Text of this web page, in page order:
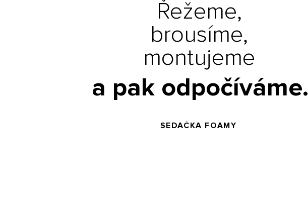
Řežeme,
brousíme,
montujeme
a pak odpočíváme.
SEDAČKA FOAMY